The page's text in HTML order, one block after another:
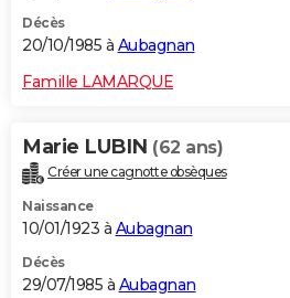
Décès
20/10/1985 à Aubagnan
Famille LAMARQUE
Marie LUBIN (62 ans)
Créer une cagnotte obsèques
Naissance
10/01/1923 à Aubagnan
Décès
29/07/1985 à Aubagnan